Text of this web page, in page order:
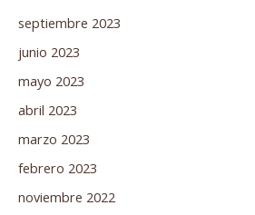
septiembre 2023
junio 2023
mayo 2023
abril 2023
marzo 2023
febrero 2023
noviembre 2022